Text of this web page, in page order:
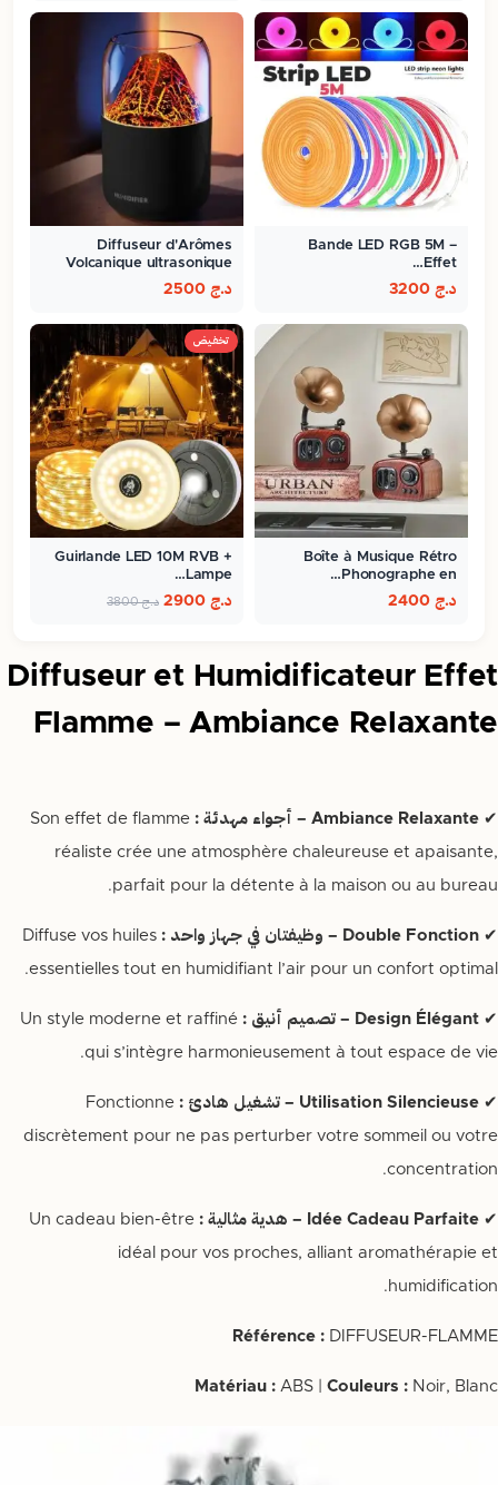
Bande LED RGB 5M –
Effet…
د.ج
Diffuseur d'Arômes
Volcanique ultrasonique
300ml
د.ج
Boîte à Musique Rétro
Phonographe en…
د.ج
تخفيض
Guirlande LED 10M RVB +
Lampe…
د.ج د.ج3800
Diffuseur et Humidificateur Effet
Flamme – Ambiance Relaxante
✔ Ambiance Relaxante – أجواء مهدئة :
Son effet de flamme
réaliste crée une atmosphère chaleureuse et apaisante,
parfait pour la détente à la maison ou au bureau.
✔ Double Fonction – وظيفتان في جهاز واحد :
Diffuse vos huiles
essentielles tout en humidifiant l’air pour un confort optimal.
✔ Design Élégant – تصميم أنيق :
Un style moderne et raffiné
qui s’intègre harmonieusement à tout espace de vie.
✔ Utilisation Silencieuse – تشغيل هادئ :
Fonctionne
discrètement pour ne pas perturber votre sommeil ou votre
concentration.
✔ Idée Cadeau Parfaite – هدية مثالية :
Un cadeau bien-être
idéal pour vos proches, alliant aromathérapie et
humidification.
Référence : DIFFUSEUR-FLAMME
Matériau : ABS | Couleurs : Noir, Blanc